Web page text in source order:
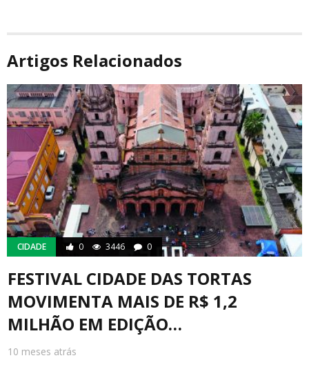
Artigos Relacionados
CIDADE 0 3446 0
FESTIVAL CIDADE DAS TORTAS
MOVIMENTA MAIS DE R$ 1,2
MILHÃO EM EDIÇÃO…
10 meses atrás